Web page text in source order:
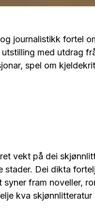
journalistikk fortel
med utdrag
spel om
vekt på dei
stader. Dei dikta
fram noveller,
kva